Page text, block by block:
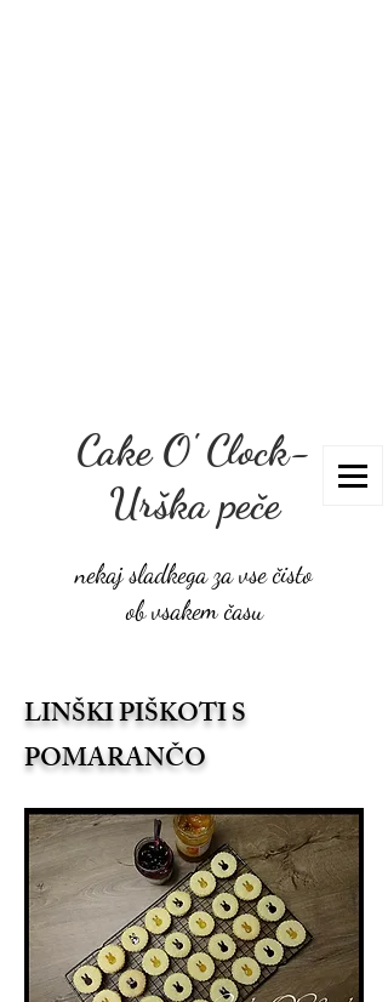
Cake O' Clock-
Urška peče
nekaj sladkega za vse čisto
ob vsakem času
LINŠKI PIŠKOTI S
POMARANČO